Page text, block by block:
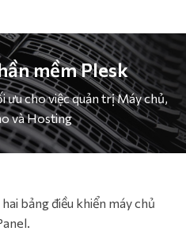
mềm Plesk
ưu cho việc quản trị Máy chủ,
và Hosting
bảng điều khiển máy chủ